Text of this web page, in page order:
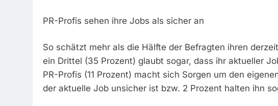
PR-Profis sehen ihre Jobs als sicher an
So schätzt mehr als die Hälfte der Befragten ihren
ein Drittel (35 Prozent) glaubt sogar, dass ihr aktueller
PR-Profis (11 Prozent) macht sich Sorgen um den
der aktuelle Job unsicher ist bzw. 2 Prozent halten ihn